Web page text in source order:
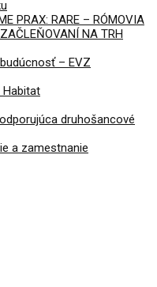
PRAX: RARE – RÓMOVIA
NA TRH
– EVZ
Habitat
druhošancové
a zamestnanie